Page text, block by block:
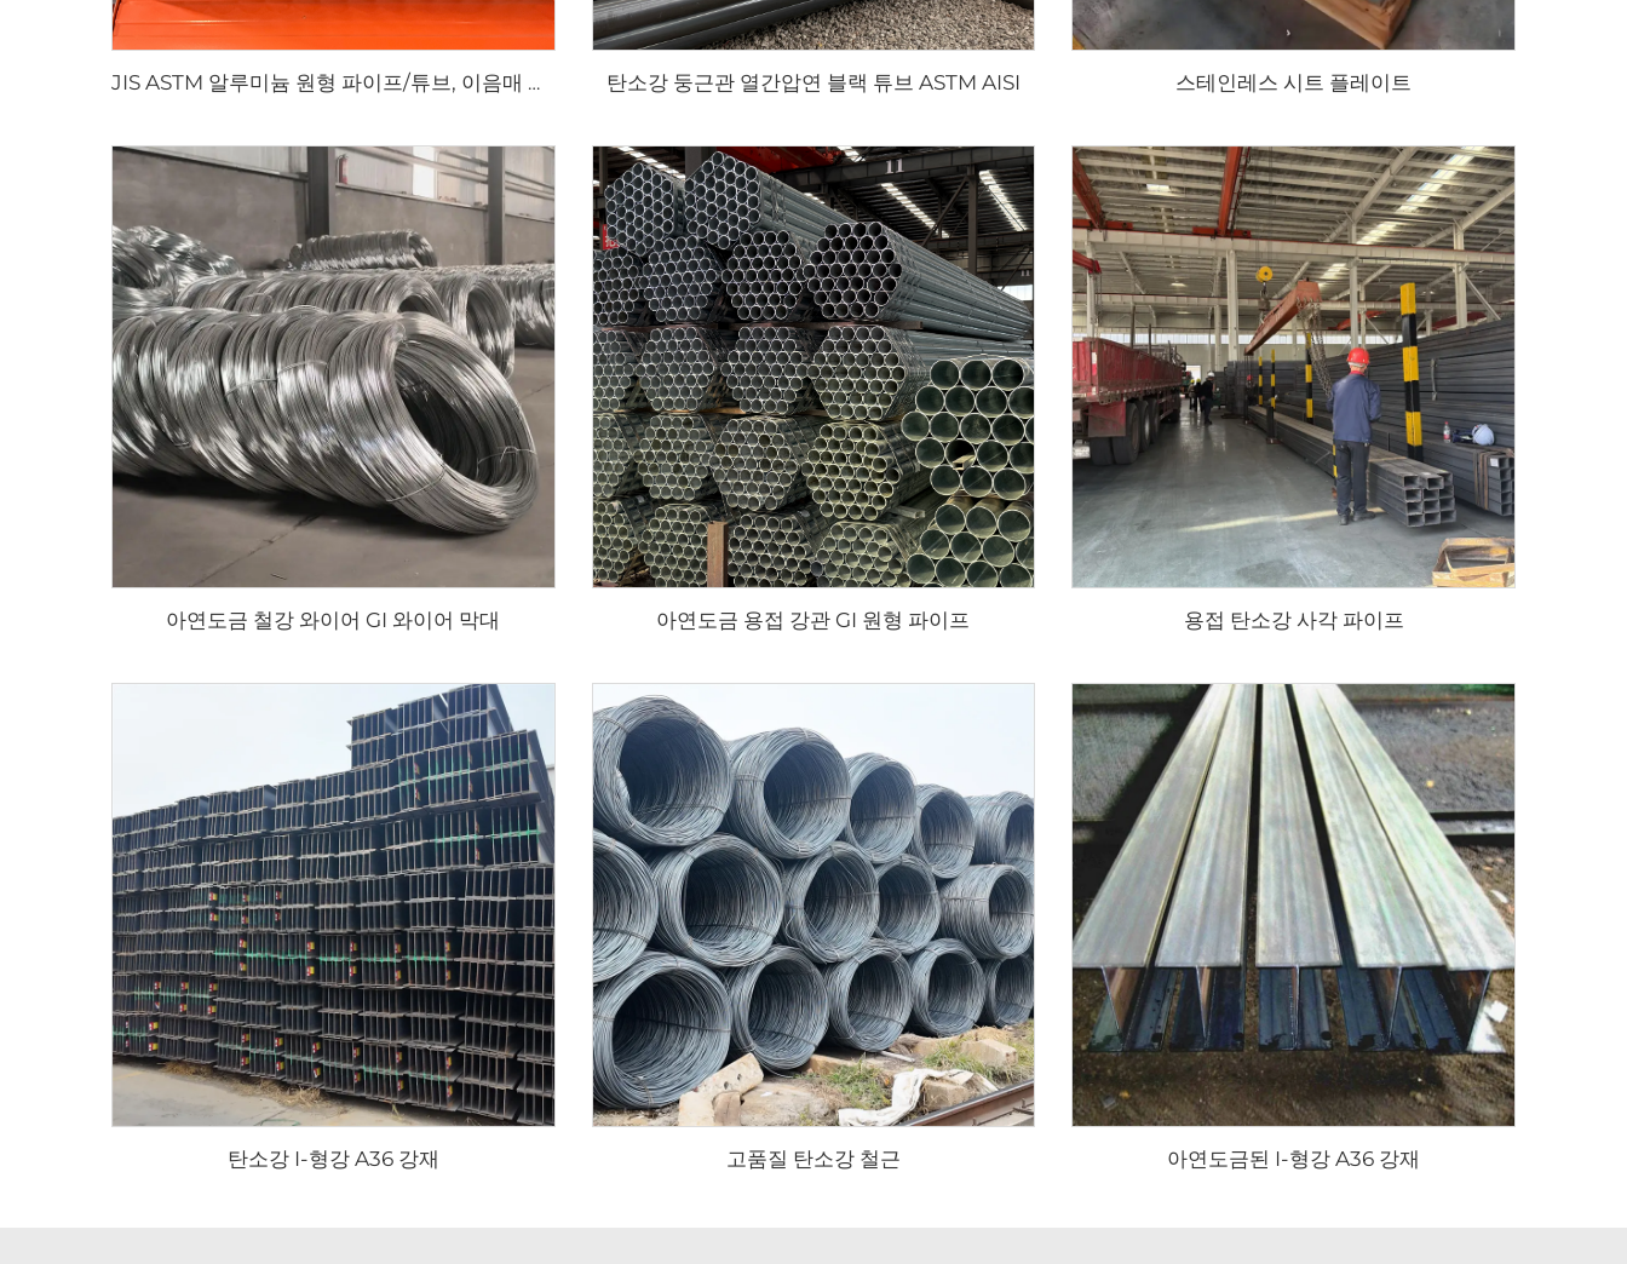
JIS ASTM 알루미늄 원형 파이프/튜브, 이음매 없는 파이프 탄소강 둥근관 열간압연 블랙 튜브 ASTM AISI 스테인레스 시트 플레이트
아연도금 철강 와이어 GI 와이어 막대 아연도금 용접 강관 GI 원형 파이프 용접 탄소강 사각 파이프
탄소강 I-형강 A36 강재 고품질 탄소강 철근 아연도금된 I-형강 A36 강재